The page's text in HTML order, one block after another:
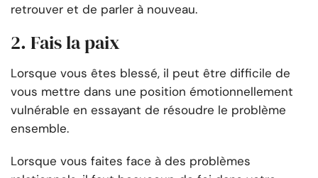
retrouver et de parler à nouveau.
2. Fais la paix
Lorsque vous êtes blessé, il peut être difficile de
vous mettre dans une position émotionnellement
vulnérable en essayant de résoudre le problème
ensemble.
Lorsque vous faites face à des problèmes